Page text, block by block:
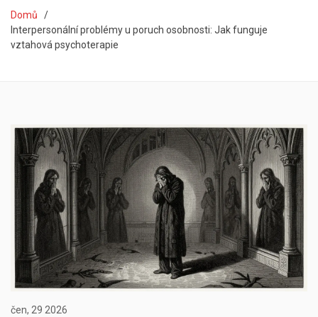
Domů
Interpersonální problémy u poruch osobnosti: Jak funguje
vztahová psychoterapie
čen, 29 2026